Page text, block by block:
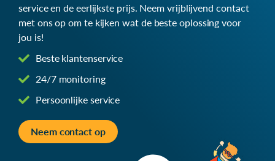
service en de eerlijkste prijs. Neem vrijblijvend contact
met ons op om te kijken wat de beste oplossing voor
jou is!
Beste klantenservice
24/7 monitoring
Persoonlijke service
Neem contact op